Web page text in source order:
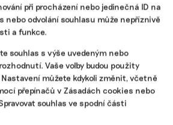
při procházení nebo jedinečná ID na
nebo odvolání souhlasu může nepříznivě
a funkce.
souhlas s výše uvedeným nebo
Vaše volby budou použity
můžete kdykoli změnit, včetně
přepínačů v Zásadách cookies nebo
souhlas ve spodní části